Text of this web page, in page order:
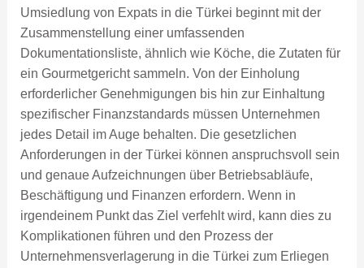
Umsiedlung von Expats in die Türkei beginnt mit der
Zusammenstellung einer umfassenden
Dokumentationsliste, ähnlich wie Köche, die Zutaten für
ein Gourmetgericht sammeln. Von der Einholung
erforderlicher Genehmigungen bis hin zur Einhaltung
spezifischer Finanzstandards müssen Unternehmen
jedes Detail im Auge behalten. Die gesetzlichen
Anforderungen in der Türkei können anspruchsvoll sein
und genaue Aufzeichnungen über Betriebsabläufe,
Beschäftigung und Finanzen erfordern. Wenn in
irgendeinem Punkt das Ziel verfehlt wird, kann dies zu
Komplikationen führen und den Prozess der
Unternehmensverlagerung in die Türkei zum Erliegen